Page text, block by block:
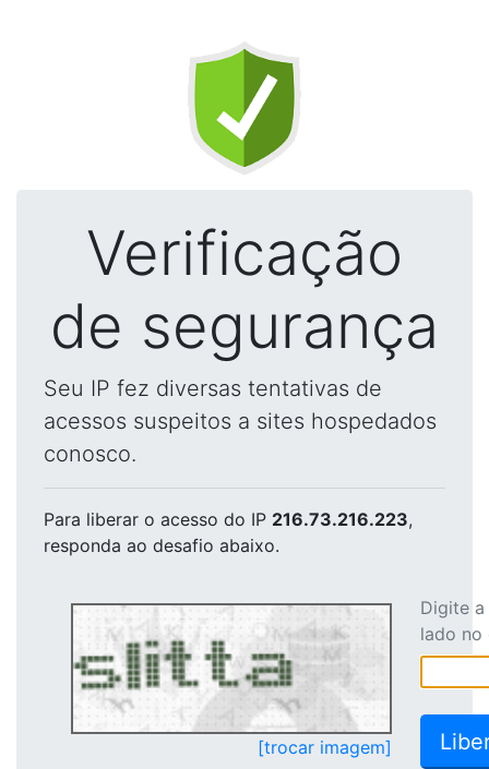
Verificação
de segurança
Seu IP fez diversas tentativas de
acessos suspeitos a sites hospedados
conosco.
Para liberar o acesso do IP 216.73.216.223,
responda ao desafio abaixo.
[trocar imagem]
Digite
lado no